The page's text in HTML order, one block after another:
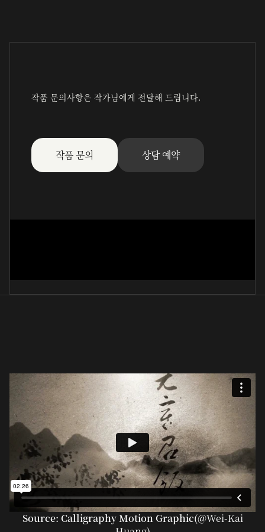
작품 문의사항은 작가님에게 전달해 드립니다.
작품 문의 상담 예약
Source: Calligraphy Motion Graphic(@Wei-Kai